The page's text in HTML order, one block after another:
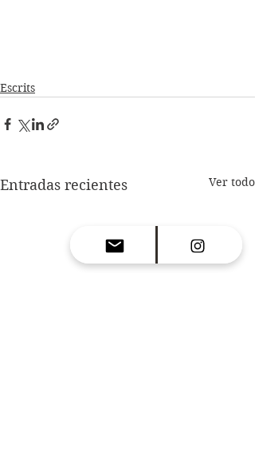
Escrits
Entradas recientes Ver todo